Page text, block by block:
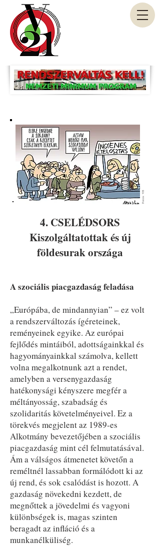
Forrás: VH
4. CSELÉDSORS
Kiszolgáltatottak és új
földesurak országa
A szociális piacgazdaság feladása
„Európába, de mindannyian” – ez volt
a rendszerváltozás ígéreteinek,
reményeinek egyike. Az európai
fejlődés mintáiból, adottságainkkal és
hagyományainkkal számolva, kellett
volna megalkotnunk azt a rendet,
amelyben a versenygazdaság
hatékonysági kényszere megfér a
méltányosság, szabadság és
szolidaritás követelményeivel. Ez a
törekvés megjelent az 1989-es
Alkotmány bevezetőjében a szociális
piacgazdaság mint cél felmutatásával.
Ám a válságos átmenetet követőn a
reméltnél lassabban formálódott ki az
új rend, és sok csalódást is hozott. A
gazdaság növekedni kezdett, de
megnőttek a jövedelmi és vagyoni
különbségek is, magas szinten
beragadt az infláció és a
munkanélküliség.